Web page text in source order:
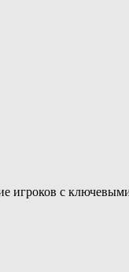
игроков с